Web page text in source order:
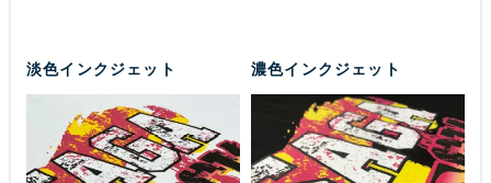
淡色インクジェット 濃色インクジェット